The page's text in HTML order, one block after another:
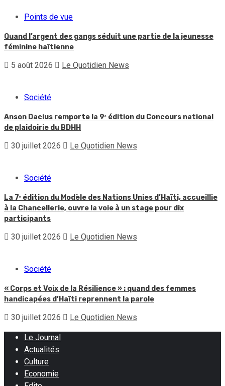
Points de vue
Quand l’argent des gangs séduit une partie de la jeunesse
féminine haïtienne
5 août 2026 Le Quotidien News
Société
Anson Dacius remporte la 9ᵉ édition du Concours national
de plaidoirie du BDHH
30 juillet 2026 Le Quotidien News
Société
La 7ᵉ édition du Modèle des Nations Unies d’Haïti, accueillie
à la Chancellerie, ouvre la voie à un stage pour dix
participants
30 juillet 2026 Le Quotidien News
Société
« Corps et Voix de la Résilience » : quand des femmes
handicapées d’Haïti reprennent la parole
30 juillet 2026 Le Quotidien News
Le Journal
Actualités
Culture
Economie